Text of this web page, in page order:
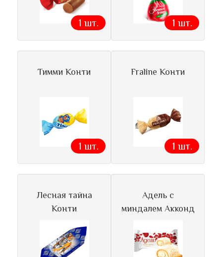
1 шт. 1 шт.
Тимми Конти
1 шт.
Fraline Конти
1 шт.
Лесная тайна
Конти
Адель с
миндалем Акконд